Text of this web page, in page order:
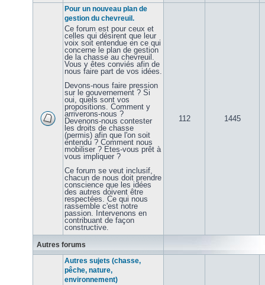
Pour un nouveau plan de
gestion du chevreuil.
Ce forum est pour ceux et
celles qui désirent que leur
voix soit entendue en ce qui
concerne le plan de gestion
de la chasse au chevreuil.
Vous y êtes conviés afin de
nous faire part de vos idées.
Devons-nous faire pression
sur le gouvernement ? Si
oui, quels sont vos
propositions. Comment y
arriverons-nous ?
Devenons-nous contester
les droits de chasse
(permis) afin que l'on soit
entendu ? Comment nous
mobiliser ? Etes-vous prêt à
vous impliquer ?
Ce forum se veut inclusif,
chacun de nous doit prendre
conscience que les idées
des autres doivent être
respectées. Ce qui nous
rassemble c'est notre
passion. Intervenons en
contribuant de façon
constructive.
112 1445
Autres forums
Autres sujets (chasse,
pêche, nature,
environnement)